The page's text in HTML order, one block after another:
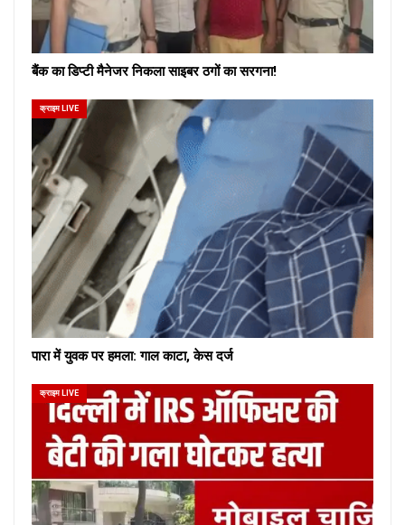
बैंक का डिप्टी मैनेजर निकला साइबर ठगों का सरगना!
क्राइम LIVE
पारा में युवक पर हमला: गाल काटा, केस दर्ज
क्राइम LIVE